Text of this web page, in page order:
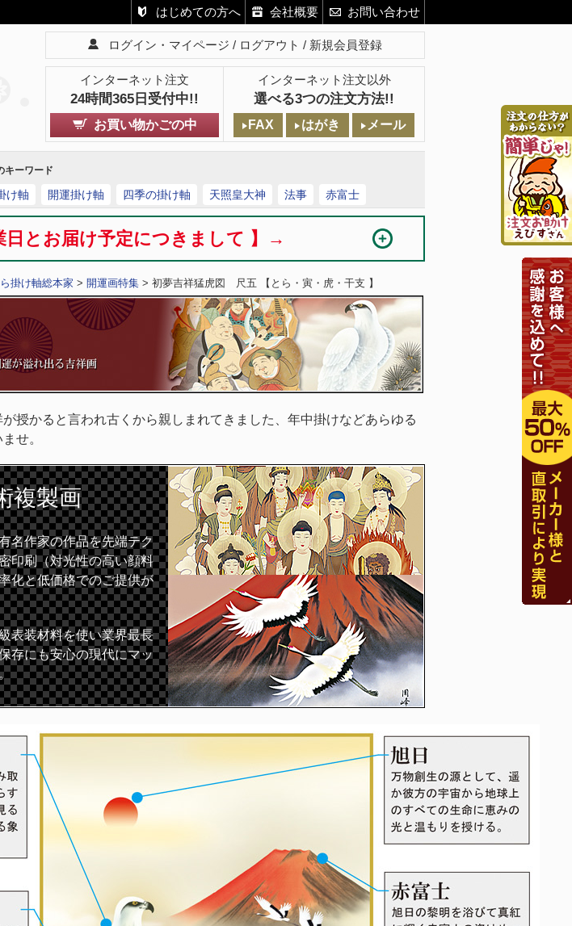
はじめての方へ 会社概要 お問い合わせ
ログイン・マイページ ログアウト 新規会員登録
インターネット注文
24時間365日受付中!!
インターネット注文以外
選べる3つの注文方法!!
お買い物かごの中 FAX はがき メール
ーワード
け軸 開運掛け軸 四季の掛け軸 天照皇大神 法事 赤富士
日とお届け予定につきまして 】→
掛け軸総本家 > 開運画特集 > 初夢吉祥猛虎図 尺五 【とら・寅・虎・干支 】
が授かると言われ古くから親しまれてきました、年中掛けなどあらゆる
せ。
複製画
名作家の作品を先端テク
印刷（対光性の高い顔料
化と低価格でのご提供が
表装材料を使い業界最長
存にも安心の現代にマッ